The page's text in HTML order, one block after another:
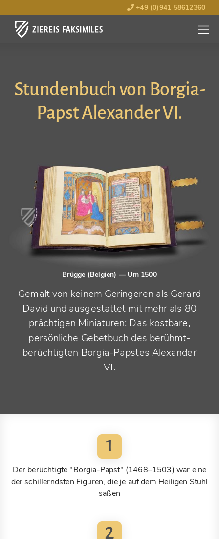
+49 (0)941 58612360
MENÜ
Stundenbuch von Borgia-
Papst Alexander VI.
Brügge (Belgien) — Um 1500
Gemalt von keinem Geringeren als Gerard
David und ausgestattet mit mehr als 80
prächtigen Miniaturen: Das kostbare,
persönliche Gebetbuch des berühmt-
berüchtigten Borgia-Papstes Alexander
VI.
1
Der berüchtigte "Borgia-Papst" (1468–1503) war eine
der schillerndsten Figuren, die je auf dem Heiligen Stuhl
saßen
2